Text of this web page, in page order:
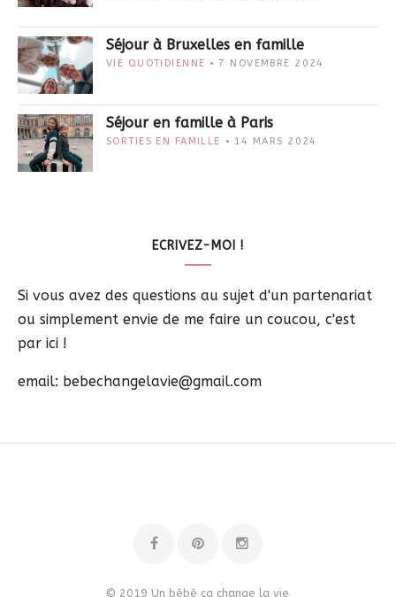
Séjour à Bruxelles en famille
VIE QUOTIDIENNE 7 NOVEMBRE 2024
Séjour en famille à Paris
SORTIES EN FAMILLE 14 MARS 2024
ECRIVEZ-MOI !
Si vous avez des questions au sujet d'un partenariat
ou simplement envie de me faire un coucou, c'est
par ici !
email: bebechangelavie@gmail.com
© 2019 Un bébé ça change la vie